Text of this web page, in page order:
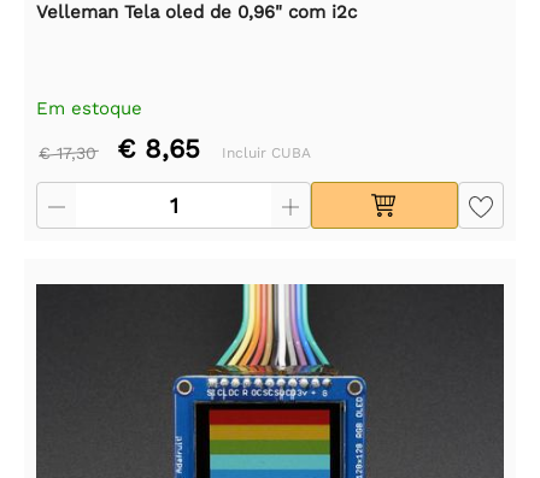
Velleman Tela oled de 0,96" com i2c
Em estoque
€ 17,30 € 8,65 Incluir CUBA